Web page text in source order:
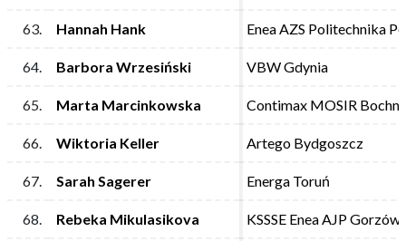
63. Hannah Hank Enea AZS Politechnika
64. Barbora Wrzesiński VBW Gdynia
65. Marta Marcinkowska Contimax MOSIR
66. Wiktoria Keller Artego Bydgoszcz
67. Sarah Sagerer Energa Toruń
68. Rebeka Mikulasikova KSSSE Enea AJP
63. Hannah Hank Enea AZS Politechnika
64. Barbora Wrzesiński VBW Gdynia
65. Marta Marcinkowska Contimax MOSIR
66. Wiktoria Keller Artego Bydgoszcz
67. Sarah Sagerer Energa Toruń
68. Rebeka Mikulasikova KSSSE Enea AJP